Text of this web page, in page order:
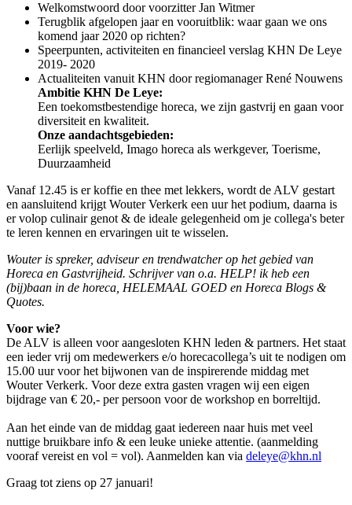
Welkomstwoord door voorzitter Jan Witmer
Terugblik afgelopen jaar en vooruitblik: waar gaan we ons
komend jaar 2020 op richten?
Speerpunten, activiteiten en financieel verslag KHN De Leye
2019- 2020
Actualiteiten vanuit KHN door regiomanager René Nouwens
Ambitie KHN De Leye:
Een toekomstbestendige horeca, we zijn gastvrij en gaan voor
diversiteit en kwaliteit.
Onze aandachtsgebieden:
Eerlijk speelveld, Imago horeca als werkgever, Toerisme,
Duurzaamheid
Vanaf 12.45 is er koffie en thee met lekkers, wordt de ALV gestart
en aansluitend krijgt Wouter Verkerk een uur het podium, daarna is
er volop culinair genot & de ideale gelegenheid om je collega's beter
te leren kennen en ervaringen uit te wisselen.
Wouter is spreker, adviseur en trendwatcher op het gebied van
Horeca en Gastvrijheid. Schrijver van o.a. HELP! ik heb een
(bij)baan in de horeca, HELEMAAL GOED en Horeca Blogs &
Quotes.
Voor wie?
De ALV is alleen voor aangesloten KHN leden & partners. Het staat
een ieder vrij om medewerkers e/o horecacollega’s uit te nodigen om
15.00 uur voor het bijwonen van de inspirerende middag met
Wouter Verkerk. Voor deze extra gasten vragen wij een eigen
bijdrage van € 20,- per persoon voor de workshop en borreltijd.
Aan het einde van de middag gaat iedereen naar huis met veel
nuttige bruikbare info & een leuke unieke attentie. (aanmelding
vooraf vereist en vol = vol). Aanmelden kan via deleye@khn.nl
Graag tot ziens op 27 januari!